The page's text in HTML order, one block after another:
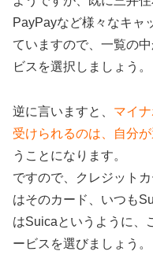
PayPayなど様々なキャ
ていますので、一覧の
ビスを選択しましょう。
逆に言いますと、 マイ
受けられるのは、自分
うことになります。
ですので、クレジット
はそのカード、いつも
はSuicaというように、
ービスを選びましょう。